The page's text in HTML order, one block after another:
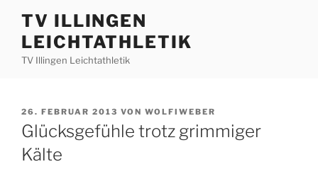
Inhalt
springen
TV ILLINGEN
LEICHTATHLETIK
TV Illingen Leichtathletik
VERÖFFENTLICHT
AM
26. FEBRUAR 2013 VON WOLFIWEBER
Glücksgefühle trotz grimmiger
Kälte